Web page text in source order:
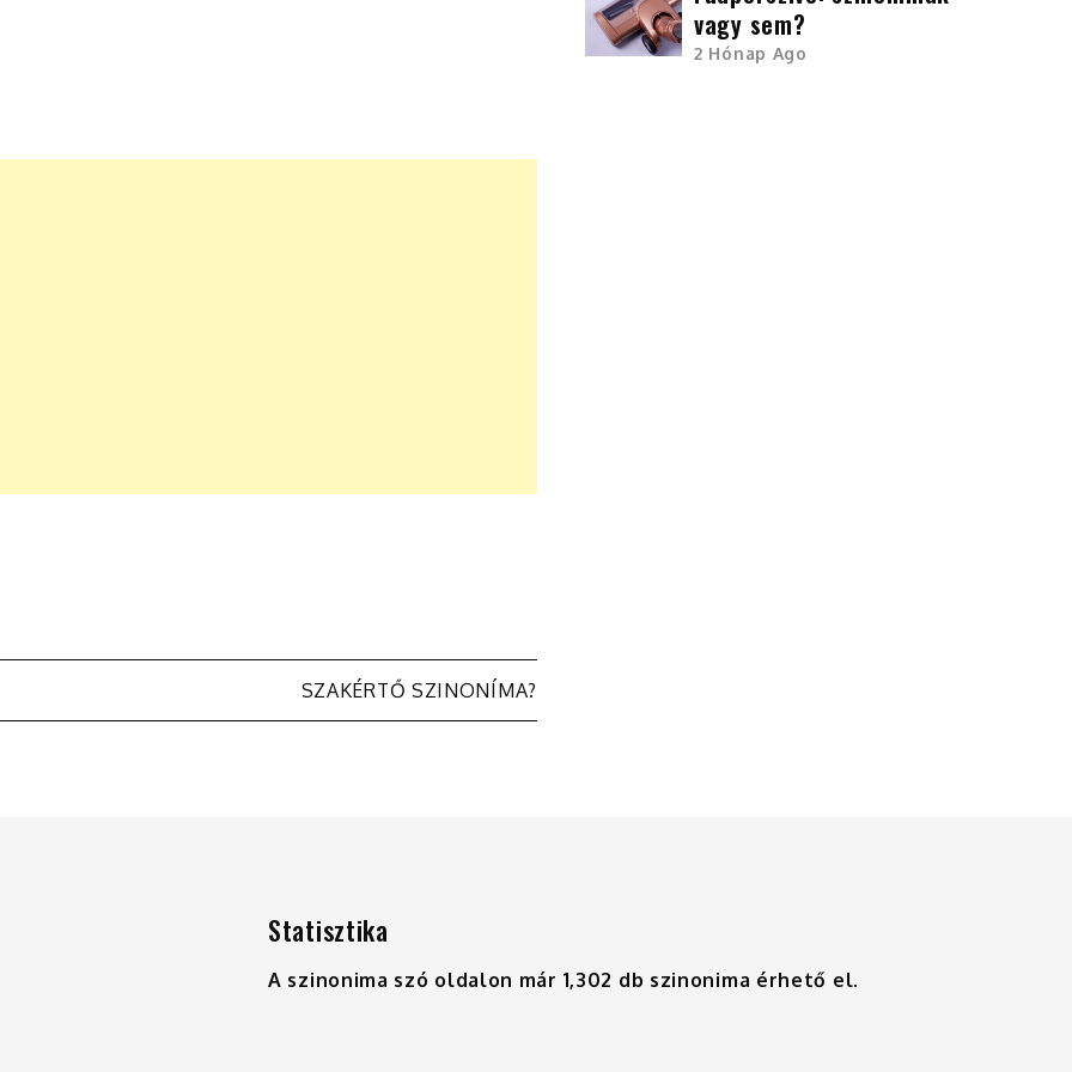
SZAKÉRTŐ SZINONÍMA?
vagy sem?
2 Hónap Ago
Statisztika
A szinonima szó oldalon már 1,302 db szinonima érhető el.